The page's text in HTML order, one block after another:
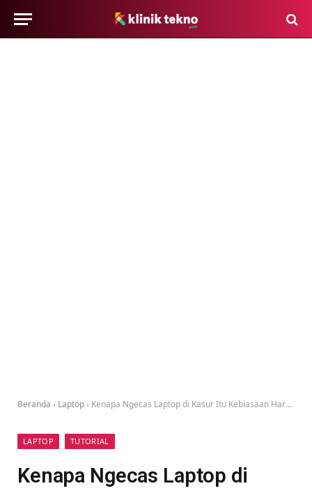
Beranda › Laptop › Kenapa Ngecas Laptop di Kasur Itu Kebiasaan Harus Dihentikan?
LAPTOP TUTORIAL
Kenapa Ngecas Laptop di